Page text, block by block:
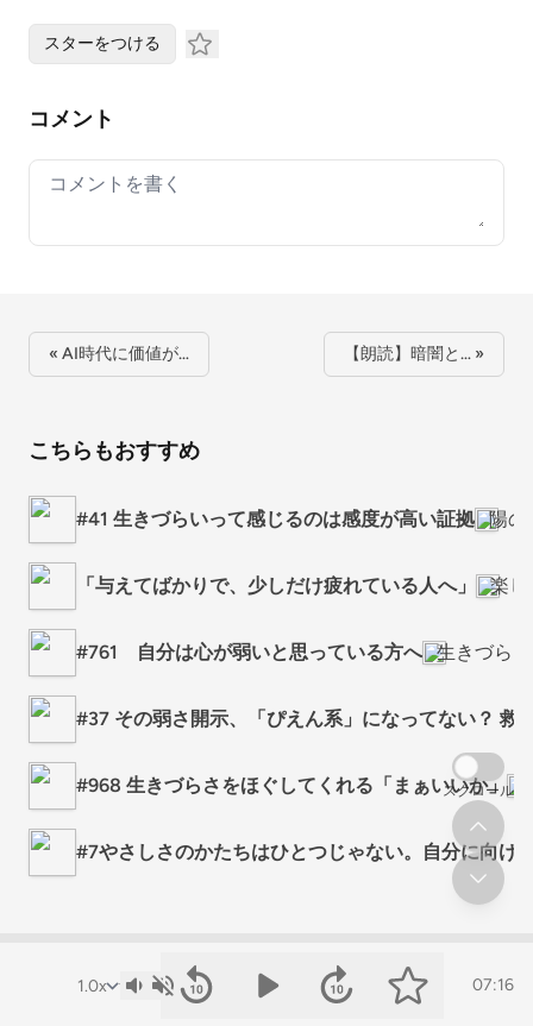
07:16
スターをつける
コメント
Your comment
« AI時代に価値が… 【朗読】暗闇と… »
こちらもおすすめ
#41 生きづらいって感じるのは感度が高い証拠 陽の
「与えてばかりで、少しだけ疲れている人へ」 楽
#761 自分は心が弱いと思っている方へ 生きづら
#37 その弱さ開示、「ぴえん系」になってない？ 救
#968 生きづらさをほぐしてくれる「まぁいいか」
#7やさしさのかたちはひとつじゃない。自分に向け
スクロール